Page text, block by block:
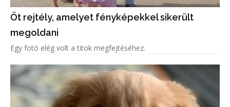
Öt rejtély, amelyet fényképekkel sikerült
megoldani
Egy fotó elég volt a titok megfejtéséhez.